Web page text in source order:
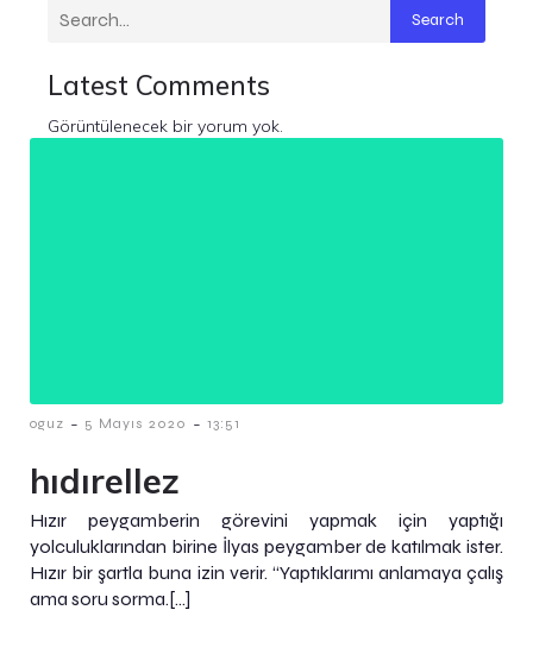
Search
Latest Comments
Görüntülenecek bir yorum yok.
oguz - 5 Mayıs 2020 - 13:51
hıdırellez
Hızır peygamberin görevini yapmak için yaptığı
yolculuklarından birine İlyas peygamber de katılmak ister.
Hızır bir şartla buna izin verir. “Yaptıklarımı anlamaya çalış
ama soru sorma.[…]